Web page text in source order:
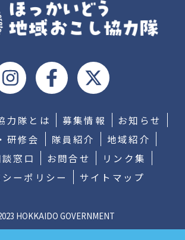
力隊とは 募集情報
お知らせ
研修会
隊員紹介
地域紹介
窓口 お問合せ
リンク集
ーポリシー
サイトマップ
HOKKAIDO GOVERNMENT